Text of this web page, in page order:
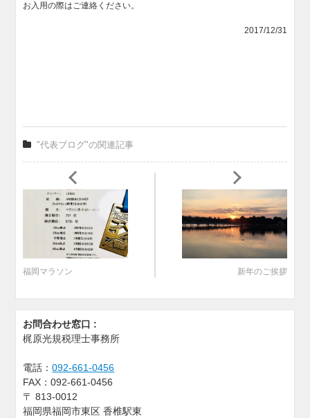
お入用の際はご連絡ください。
2017/12/31
"代表ブログ"の関連記事
福岡マラソン 新年のご挨拶
お問合わせ窓口 :
梶原光規税理士事務所
電話：092-661-0456
FAX：092-661-0456
〒813-0012
福岡県福岡市東区 香椎駅東